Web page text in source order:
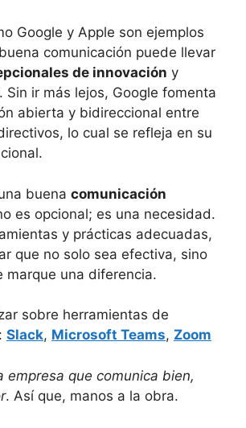
Google y Apple son ejemplos
comunicación puede llevar
de innovación y
Sin ir más lejos, Google fomenta
abierta y bidireccional entre
lo cual se refleja en su
buena comunicación
es opcional; es una necesidad.
y prácticas adecuadas,
que no solo sea efectiva, sino
marque una diferencia.
sobre herramientas de
Slack, Microsoft Teams, Zoom
empresa que comunica bien,
. Así que, manos a la obra.